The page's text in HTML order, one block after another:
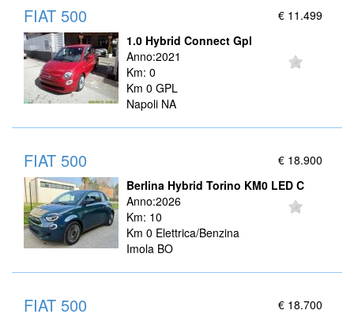
€ 11.499
FIAT 500
1.0 Hybrid Connect Gpl
Anno:2021
Km: 0
Km 0 GPL
Napoli NA
€ 18.900
FIAT 500
Berlina Hybrid Torino KM0 LED C
Anno:2026
Km: 10
Km 0 Elettrica/Benzina
Imola BO
€ 18.700
FIAT 500